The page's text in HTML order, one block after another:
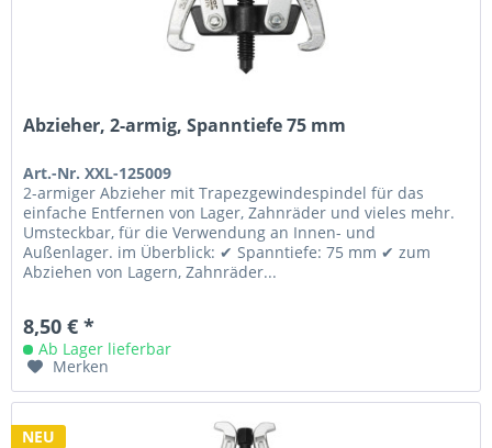
Abzieher, 2-armig, Spanntiefe 75 mm
Art.-Nr. XXL-125009
2-armiger Abzieher mit Trapezgewindespindel für das
einfache Entfernen von Lager, Zahnräder und vieles mehr.
Umsteckbar, für die Verwendung an Innen- und
Außenlager. im Überblick: ✔ Spanntiefe: 75 mm ✔ zum
Abziehen von Lagern, Zahnräder...
8,50 € *
Ab Lager lieferbar
Merken
NEU